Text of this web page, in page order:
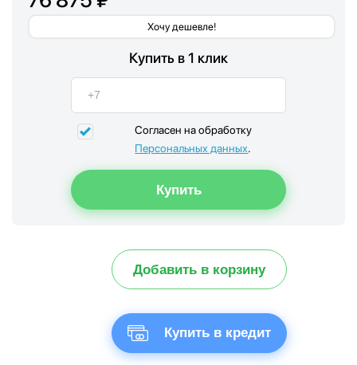
Хочу дешевле!
Купить в 1 клик
Согласен на обработку
Персональных данных.
Добавить в корзину
Купить в кредит